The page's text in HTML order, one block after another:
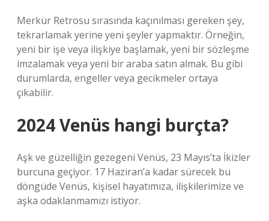
Merkür Retrosu sırasında kaçınılması gereken şey,
tekrarlamak yerine yeni şeyler yapmaktır. Örneğin,
yeni bir işe veya ilişkiye başlamak, yeni bir sözleşme
imzalamak veya yeni bir araba satın almak. Bu gibi
durumlarda, engeller veya gecikmeler ortaya
çıkabilir.
2024 Venüs hangi burçta?
Aşk ve güzelliğin gezegeni Venüs, 23 Mayıs’ta İkizler
burcuna geçiyor. 17 Haziran’a kadar sürecek bu
döngüde Venüs, kişisel hayatımıza, ilişkilerimize ve
aşka odaklanmamızı istiyor.